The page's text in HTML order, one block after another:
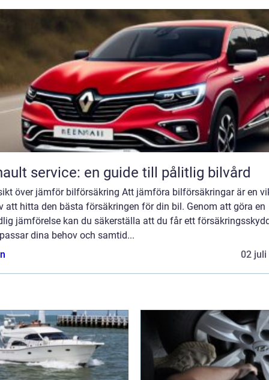
service: en guide till pålitlig bilvård
över jämför bilförsäkring Att jämföra bilförsäkringar är en
att hitta den bästa försäkringen för din bil. Genom att göra en
jämförelse kan du säkerställa att du får ett
dina behov och samtid...
02 juli